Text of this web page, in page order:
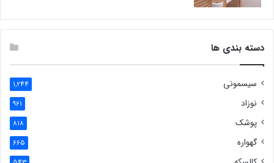
دسته بندی ها
سیسمونی 1,244
نوزاد 961
پوشک 818
گهواره 665